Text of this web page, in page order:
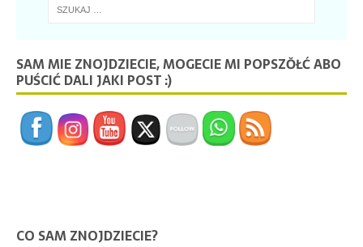
SAM MIE ZNOJDZIECIE, MOGECIE MI POPSZŎŁĆ ABO
PUŚCIĆ DALI JAKI POST :)
CO SAM ZNOJDZIECIE?